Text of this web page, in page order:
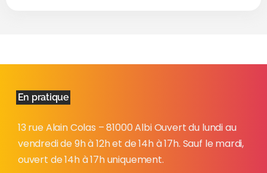
En pratique
13 rue Alain Colas – 81000 Albi Ouvert du lundi au
vendredi de 9h à 12h et de 14h à 17h. Sauf le mardi,
ouvert de 14h à 17h uniquement.